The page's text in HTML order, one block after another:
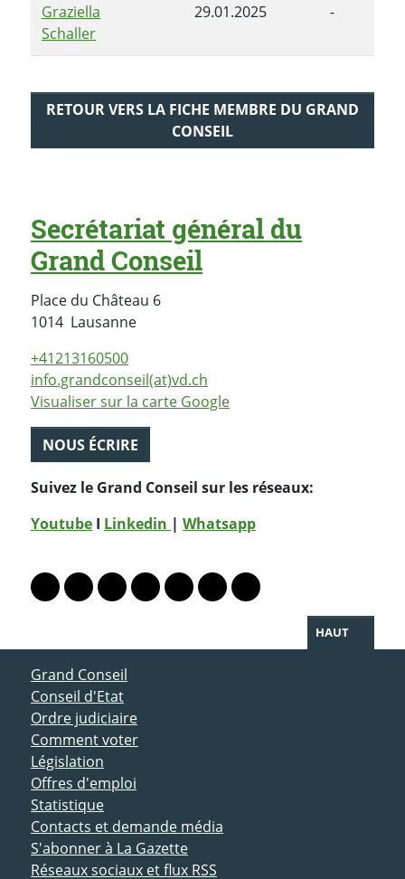
Graziella
Schaller
29.01.2025 -
RETOUR VERS LA FICHE MEMBRE DU GRAND
CONSEIL
Secrétariat général du
Grand Conseil
Place du Château 6
1014 LausanneSuisse
+41213160500
info.grandconseil(at)vd.ch
Visualiser sur la carte Google
NOUS ÉCRIRE
Suivez le Grand Conseil sur les réseaux:
Youtube I Linkedin | Whatsapp
Lien vers le profil Mastodon
Lien vers le profil Bluesky
Lien vers le profil Instagram
Lien vers le profil Linkedin
Lien vers le profil Facebook
Lien vers le profil Twitter
Partager par WhatsApp
HAUT
ACCÈS DIRECT
Grand Conseil
Conseil d'Etat
Ordre judiciaire
Comment voter
Législation
Offres d'emploi
Statistique
Contacts et demande média
S'abonner à La Gazette
Réseaux sociaux et flux RSS